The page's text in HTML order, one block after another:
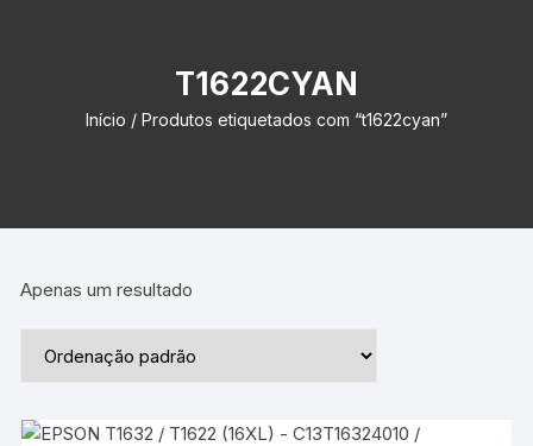
T1622CYAN
Início / Produtos etiquetados com “t1622cyan”
Apenas um resultado